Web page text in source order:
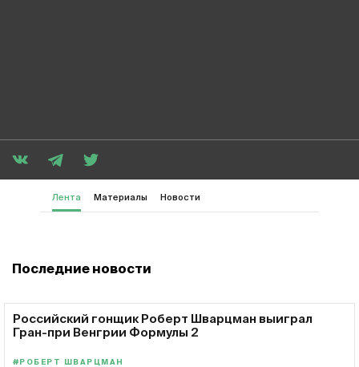
Лента Материалы Новости
Последние новости
Российский гонщик Роберт Шварцман выиграл
Гран-при Венгрии Формулы 2
#РОБЕРТ ШВАРЦМАН